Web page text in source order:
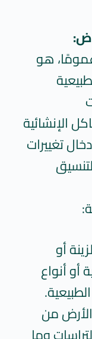
هو
الإنشائية
تغييرات
أو
أو أنواع
من